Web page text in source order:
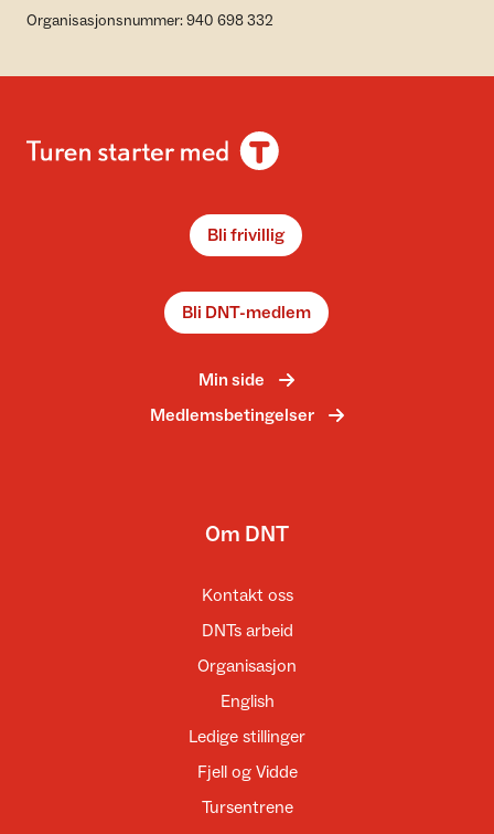
Organisasjonsnummer: 940 698 332
Bli frivillig
Bli DNT-medlem
Min side
Medlemsbetingelser
Om DNT
Kontakt oss
DNTs arbeid
Organisasjon
English
Ledige stillinger
Fjell og Vidde
Tursentrene